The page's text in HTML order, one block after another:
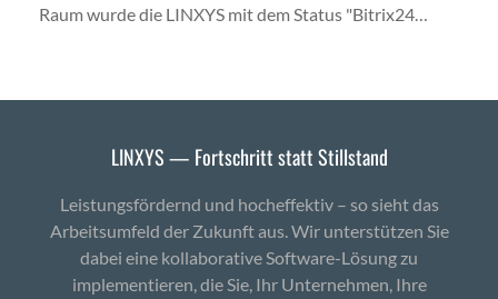
Raum wurde die LINXYS mit dem Status "Bitrix24…
LINXYS — Fortschritt statt Stillstand
Leistungsfördernd und hocheffektiv – so sieht das
Arbeitsumfeld der Zukunft aus. Wir unterstützen Sie
dabei eine kollaborative Software-Lösung zu
implementieren, die Sie, Ihr Unternehmen, Ihre